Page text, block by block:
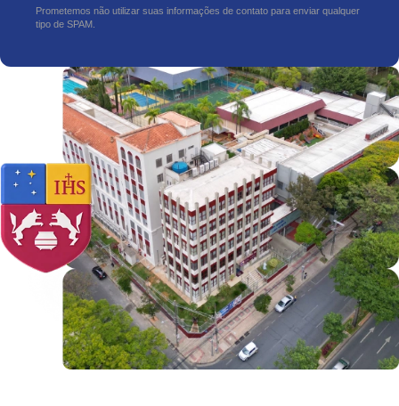
Prometemos não utilizar suas informações de contato para enviar qualquer
tipo de SPAM.